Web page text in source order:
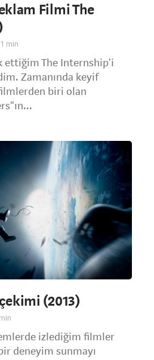
Filmi The
min
ettiğim The Internship'i
Zamanında keyif
biri olan
(2013)
min
izlediğim filmler
deneyim sunmayı